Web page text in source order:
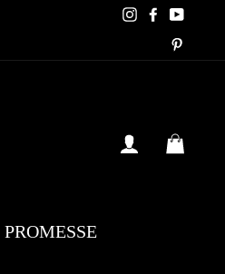
Instagram
SE